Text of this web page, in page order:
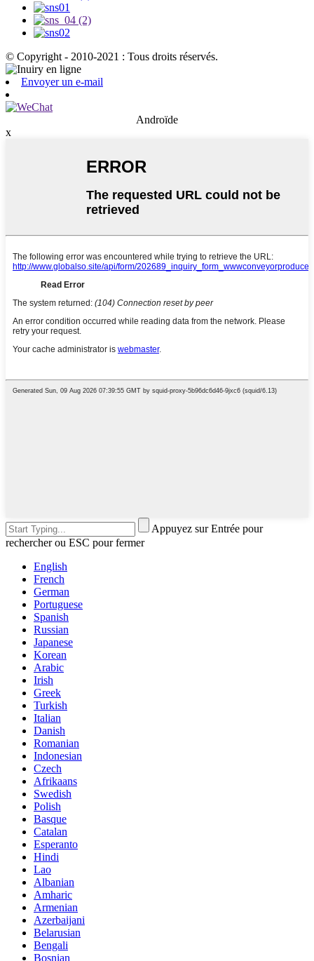
© Copyright - 2010-2021 : Tous droits réservés.
Envoyer un e-mail
Androïde
x
Appuyez sur Entrée pour
rechercher ou ESC pour fermer
English
French
German
Portuguese
Spanish
Russian
Japanese
Korean
Arabic
Irish
Greek
Turkish
Italian
Danish
Romanian
Indonesian
Czech
Afrikaans
Swedish
Polish
Basque
Catalan
Esperanto
Hindi
Lao
Albanian
Amharic
Armenian
Azerbaijani
Belarusian
Bengali
Bosnian